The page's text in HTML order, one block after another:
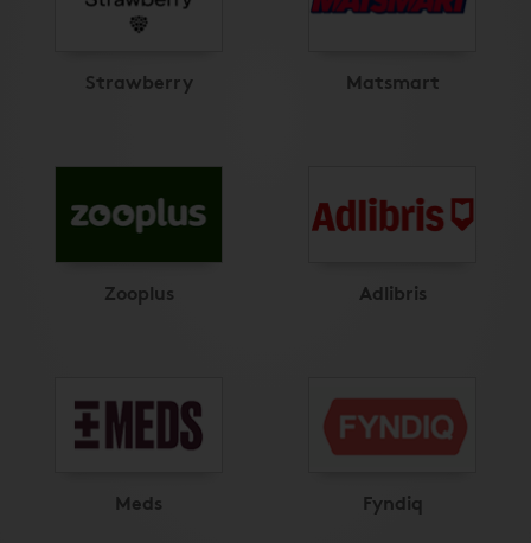
Strawberry Matsmart
Zooplus Adlibris
Meds Fyndiq